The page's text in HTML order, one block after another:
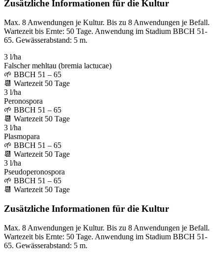
Zusätzliche Informationen für die Kultur
Max. 8 Anwendungen je Kultur. Bis zu 8 Anwendungen je Befall.
Wartezeit bis Ernte: 50 Tage. Anwendung im Stadium BBCH 51-
65. Gewässerabstand: 5 m.
3 l/ha
Falscher mehltau (bremia lactucae)
🌱 BBCH 51 – 65
📆 Wartezeit 50 Tage
3 l/ha
Peronospora
🌱 BBCH 51 – 65
📆 Wartezeit 50 Tage
3 l/ha
Plasmopara
🌱 BBCH 51 – 65
📆 Wartezeit 50 Tage
3 l/ha
Pseudoperonospora
🌱 BBCH 51 – 65
📆 Wartezeit 50 Tage
Zusätzliche Informationen für die Kultur
Max. 8 Anwendungen je Kultur. Bis zu 8 Anwendungen je Befall.
Wartezeit bis Ernte: 50 Tage. Anwendung im Stadium BBCH 51-
65. Gewässerabstand: 5 m.